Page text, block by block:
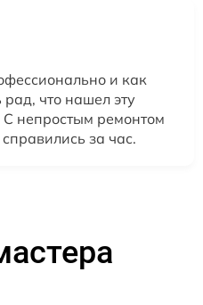
и как
что нашел эту
непростым ремонтом
за час.